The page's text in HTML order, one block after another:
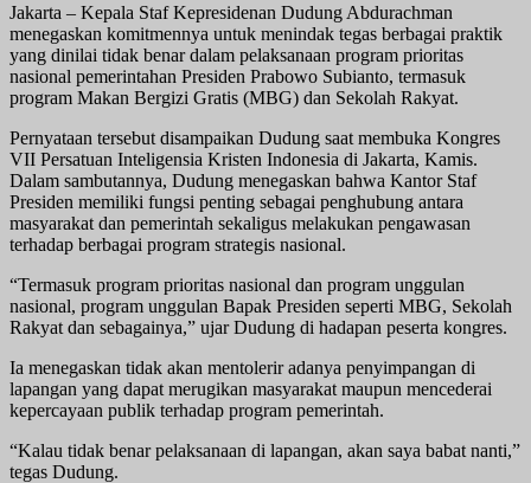
Jakarta – Kepala Staf Kepresidenan Dudung Abdurachman
menegaskan komitmennya untuk menindak tegas berbagai praktik
yang dinilai tidak benar dalam pelaksanaan program prioritas
nasional pemerintahan Presiden Prabowo Subianto, termasuk
program Makan Bergizi Gratis (MBG) dan Sekolah Rakyat.
Pernyataan tersebut disampaikan Dudung saat membuka Kongres
VII Persatuan Inteligensia Kristen Indonesia di Jakarta, Kamis.
Dalam sambutannya, Dudung menegaskan bahwa Kantor Staf
Presiden memiliki fungsi penting sebagai penghubung antara
masyarakat dan pemerintah sekaligus melakukan pengawasan
terhadap berbagai program strategis nasional.
“Termasuk program prioritas nasional dan program unggulan
nasional, program unggulan Bapak Presiden seperti MBG, Sekolah
Rakyat dan sebagainya,” ujar Dudung di hadapan peserta kongres.
Ia menegaskan tidak akan mentolerir adanya penyimpangan di
lapangan yang dapat merugikan masyarakat maupun mencederai
kepercayaan publik terhadap program pemerintah.
“Kalau tidak benar pelaksanaan di lapangan, akan saya babat nanti,”
tegas Dudung.